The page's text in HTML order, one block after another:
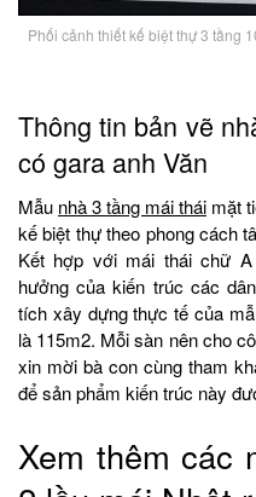
Phối cảnh thiết kế biệt thự 3 tầng
Thông tin bản vẽ
có gara anh Văn
Mẫu nhà 3 tầng mái thái mặt
kế biệt thự theo phong cách
Kết hợp với mái thái chữ
hưởng của kiến trúc các
tích xây dựng thực tế của
là 115m2. Mỗi sàn nên cho
xin mời bà con cùng tham
để sản phẩm kiến trúc này
Xem thêm các